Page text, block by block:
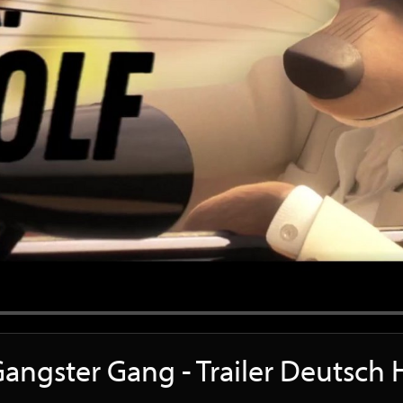
Gang - Trailer Deutsch